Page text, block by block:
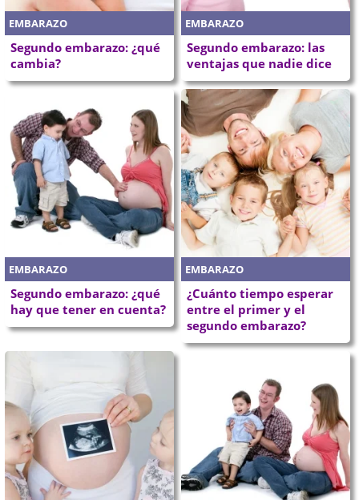
EMBARAZO
Segundo embarazo: ¿qué
cambia?
EMBARAZO
Segundo embarazo: las
ventajas que nadie dice
EMBARAZO
Segundo embarazo: ¿qué
hay que tener en cuenta?
EMBARAZO
¿Cuánto tiempo esperar
entre el primer y el
segundo embarazo?